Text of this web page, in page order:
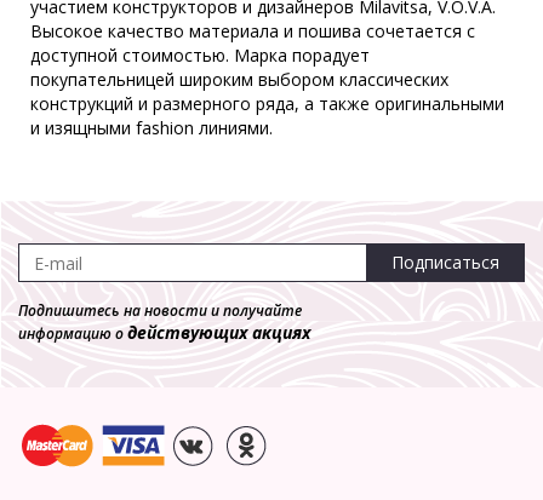
участием конструкторов и дизайнеров Milavitsa, V.O.V.A.
Высокое качество материала и пошива сочетается с
доступной стоимостью. Марка порадует
покупательницей широким выбором классических
конструкций и размерного ряда, а также оригинальными
и изящными fashion линиями.
Подписаться
Подпишитесь на новости и получайте
информацию одействующих акциях